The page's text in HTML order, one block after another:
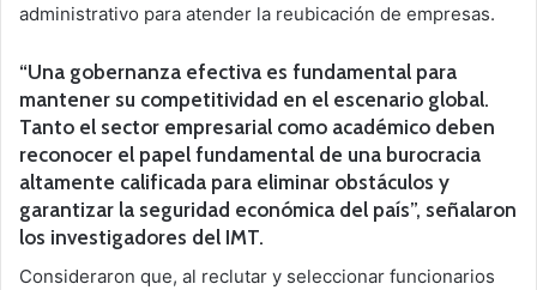
administrativo para atender la reubicación de empresas.
“Una gobernanza efectiva es fundamental para
mantener su competitividad en el escenario global.
Tanto el sector empresarial como académico deben
reconocer el papel fundamental de una burocracia
altamente calificada para eliminar obstáculos y
garantizar la seguridad económica del país”, señalaron
los investigadores del IMT.
Consideraron que, al reclutar y seleccionar funcionarios